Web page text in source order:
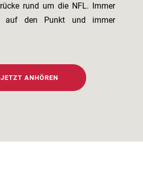
rund um die NFL. Immer
auf den Punkt und immer
JETZT ANHÖREN